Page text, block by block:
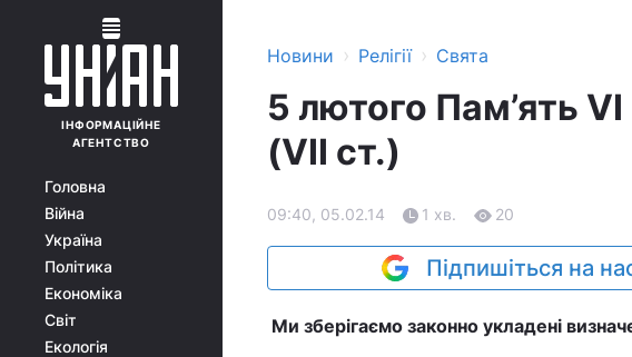
ІНФОРМАЦІЙНЕ
АГЕНТСТВО
Головна
Війна
Україна
Політика
Економіка
Світ
Екологія
Новини › Релігії › Свята
5 лютого Пам’ять
(VIІ ст.)
09:40, 05.02.14 1 хв. 20
Підпишіться на
Ми зберігаємо законно укладені